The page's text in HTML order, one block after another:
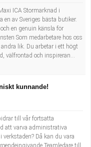
ICA Stormarknad i
en av Sveriges bästa butiker.
en genuin känsla för
Som medarbetare hos oss
lik. Du arbetar i ett högt
välfrontad och inspireran...
kunnande!
till vår fortsatta
att varva administrativa
Då kan du vara
Teamledare till